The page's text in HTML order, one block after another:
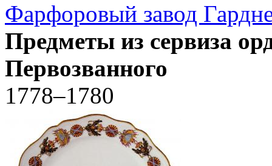
Фарфоровый завод
Предметы из сервиза
Первозванного
1778–1780